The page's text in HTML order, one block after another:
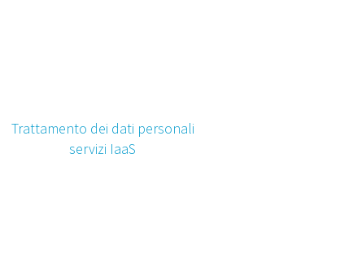
Trattamento dei dati personali
servizi IaaS